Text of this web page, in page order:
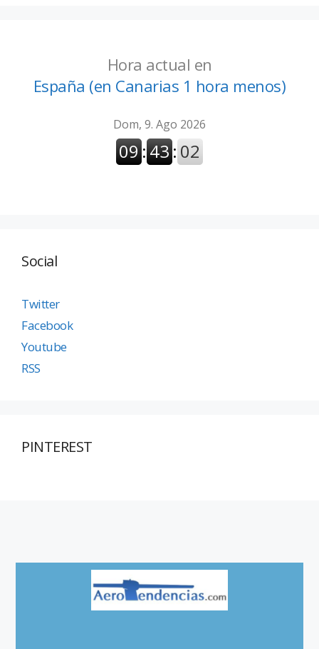
Hora actual en
España (en Canarias 1 hora menos)
Social
Twitter
Facebook
Youtube
RSS
PINTEREST